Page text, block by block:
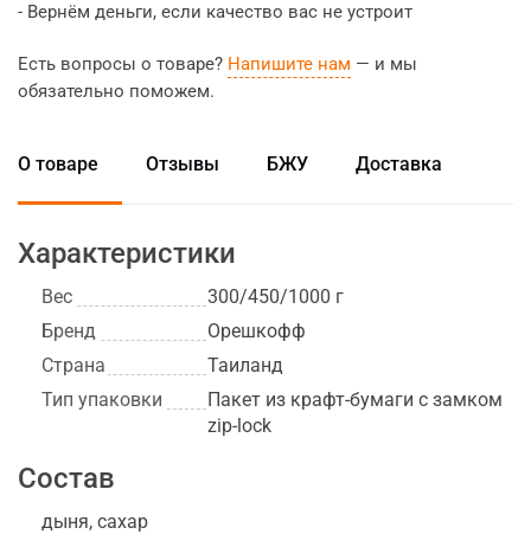
- Вернём деньги, если качество вас не устроит
Есть вопросы о товаре? Напишите нам — и мы
обязательно поможем.
О товаре Отзывы БЖУ Доставка
Характеристики
Вес
300/450/1000 г
Бренд
Орешкофф
Страна
Таиланд
Тип упаковки
Пакет из крафт-бумаги с замком
zip-lock
Состав
дыня, сахар